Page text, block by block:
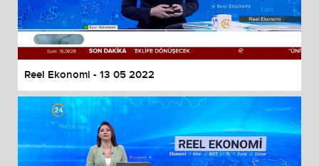
Reel Ekonomi - 13 05 2022